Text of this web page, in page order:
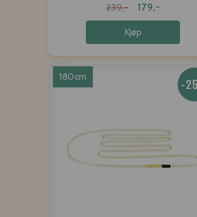
239,- 179,-
Kjøp
180cm -